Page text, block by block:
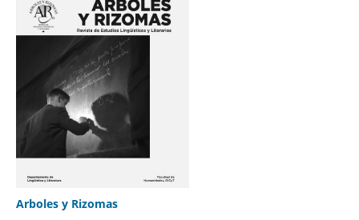
Arboles y Rizomas